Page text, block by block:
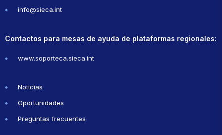
info@sieca.int
Contactos para mesas de ayuda de plataformas regionales:
www.soporteca.sieca.int
Noticias
Oportunidades
Preguntas frecuentes